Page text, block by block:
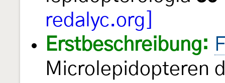
redalyc.org]
Erstbeschreibung:
Microlepidopteren